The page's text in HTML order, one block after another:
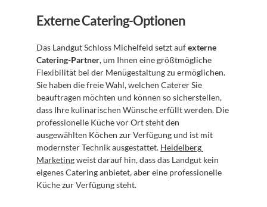
Externe Catering-Optionen
Das Landgut Schloss Michelfeld setzt auf externe
Catering-Partner, um Ihnen eine größtmögliche
Flexibilität bei der Menügestaltung zu ermöglichen.
Sie haben die freie Wahl, welchen Caterer Sie
beauftragen möchten und können so sicherstellen,
dass Ihre kulinarischen Wünsche erfüllt werden. Die
professionelle Küche vor Ort steht den
ausgewählten Köchen zur Verfügung und ist mit
modernster Technik ausgestattet. Heidelberg
Marketing weist darauf hin, dass das Landgut kein
eigenes Catering anbietet, aber eine professionelle
Küche zur Verfügung steht.